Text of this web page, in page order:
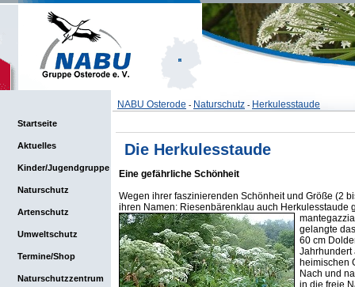
NABU Osterode - Naturschutz - Herkulesstaude
Die Herkulesstaude
Eine gefährliche Schönheit
Wegen ihrer faszinierenden Schönheit und Größe (2
ihren Namen: Riesenbärenklau auch Herkulesstaude
gelangte
60 cm
Jahrhundert
heimischen
Nach und
in die freie
Startseite
Aktuelles
Kinder/Jugendgruppe
Naturschutz
Artenschutz
Umweltschutz
Termine/Shop
Naturschutzzentrum